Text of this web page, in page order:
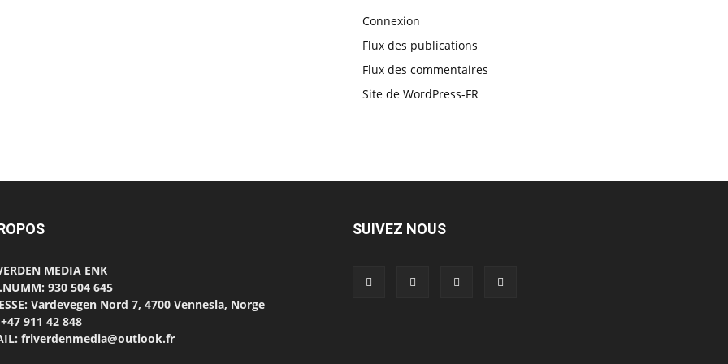
Connexion
Flux des publications
Flux des commentaires
Site de WordPress-FR
MEDIA ENK
930 504 645
Vardevegen Nord 7, 4700 Vennesla, Norge
911 42 848
friverdenmedia@outlook.fr
SUIVEZ NOUS